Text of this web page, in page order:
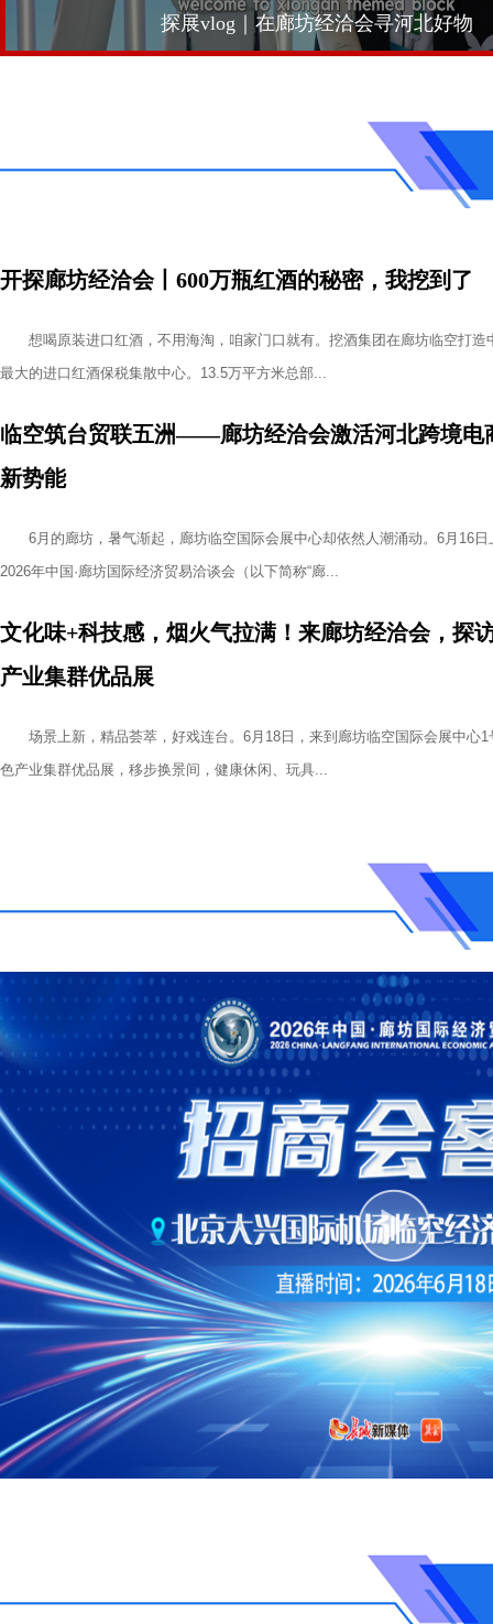
探展vlog｜在廊坊经洽会寻河北好物
开探廊坊经洽会丨600万瓶红酒的秘密，我挖到了
想喝原装进口红酒，不用海淘，咱家门口就有。挖酒集团在廊坊临空打造
最大的进口红酒保税集散中心。13.5万平方米总部...
临空筑台贸联五洲——廊坊经洽会激活河北跨境电
新势能
6月的廊坊，暑气渐起，廊坊临空国际会展中心却依然人潮涌动。6月16日
2026年中国·廊坊国际经济贸易洽谈会（以下简称“廊...
文化味+科技感，烟火气拉满！来廊坊经洽会，探
产业集群优品展
场景上新，精品荟萃，好戏连台。6月18日，来到廊坊临空国际会展中心1
色产业集群优品展，移步换景间，健康休闲、玩具...